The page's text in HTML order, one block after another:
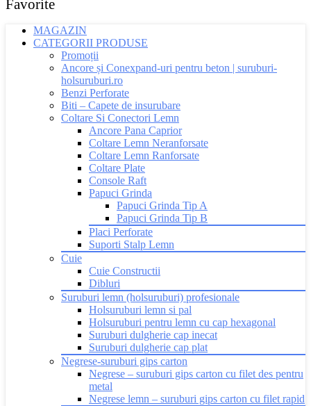
Favorite
MAGAZIN
CATEGORII PRODUSE
Promoții
Ancore și Conexpand-uri pentru beton | suruburi-
holsuruburi.ro
Benzi Perforate
Biti – Capete de insurubare
Coltare Si Conectori Lemn
Ancore Pana Caprior
Coltare Lemn Neranforsate
Coltare Lemn Ranforsate
Coltare Plate
Console Raft
Papuci Grinda
Papuci Grinda Tip A
Papuci Grinda Tip B
Placi Perforate
Suporti Stalp Lemn
Cuie
Cuie Constructii
Dibluri
Suruburi lemn (holsuruburi) profesionale
Holsuruburi lemn si pal
Holsuruburi pentru lemn cu cap hexagonal
Suruburi dulgherie cap inecat
Suruburi dulgherie cap plat
Negrese-suruburi gips carton
Negrese – suruburi gips carton cu filet des pentru
metal
Negrese lemn – suruburi gips carton cu filet rapid